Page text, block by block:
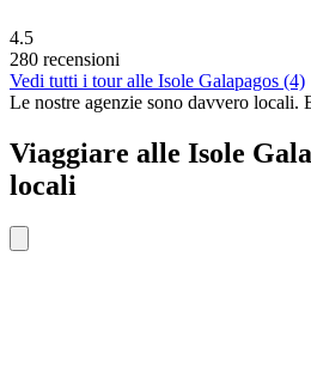
4.5
280 recensioni
Vedi tutti i tour alle Isole Galapagos (4)
Le nostre agenzie sono davvero locali.
Viaggiare alle Isole
locali